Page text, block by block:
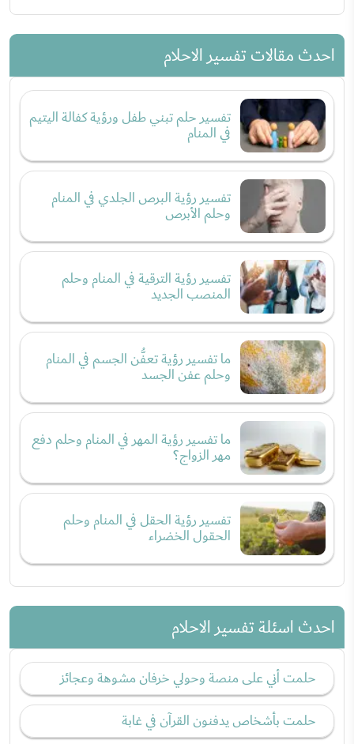
احدث مقالات تفسير الاحلام
تفسير حلم تبني طفل ورؤية كفالة اليتيم
في المنام
تفسير رؤية البرص الجلدي في المنام
وحلم الأبرص
تفسير رؤية الترقية في المنام وحلم
المنصب الجديد
ما تفسير رؤية تعفُّن الجسم في المنام
وحلم عفن الجسد
ما تفسير رؤية المهر في المنام وحلم دفع
مهر الزواج؟
تفسير رؤية الحقل في المنام وحلم
الحقول الخضراء
احدث اسئلة تفسير الاحلام
حلمت أني على منصة وحولي خرفان مشوهة وعجائز
حلمت بأشخاص يدفنون القرآن في غابة